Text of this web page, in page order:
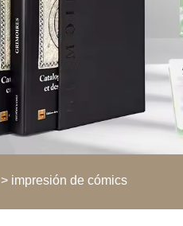
> impresión de cómics